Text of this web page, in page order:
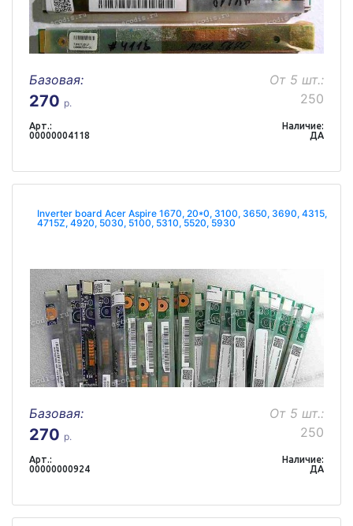
Базовая:
270 р.
От 5 шт.:
250
Арт.:
00000004118
Наличие:
ДА
Inverter board Acer Aspire 1670, 20*0, 3100, 3650, 3690, 4315,
4715Z, 4920, 5030, 5100, 5310, 5520, 5930
Базовая:
270 р.
От 5 шт.:
250
Арт.:
00000000924
Наличие:
ДА